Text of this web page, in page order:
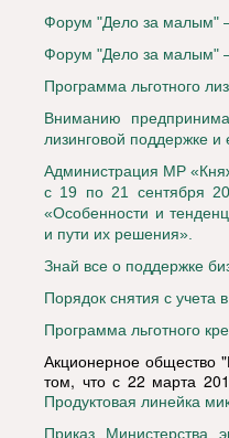
Форум "Дело за малым"
Форум "Дело за малым"
Программа льготного
Вниманию
лизинговой поддержке и
Администрация МР
с 19 по 21 сентября
«Особенности и
и пути их решения».
Знай все о поддержке
Порядок снятия с учета
Программа льготного
Акционерное общество
том, что с 22 марта
Продуктовая линейка
Приказ